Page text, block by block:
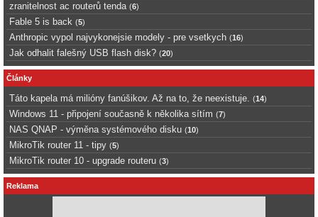
zranitelnost ac routerů tenda (6)
Fable 5 is back (5)
Anthropic vypol najvykonejsie modely - pre vsetkych (16)
Jak odhalit falešný USB flash disk? (20)
Články
Táto kapela má milióny fanúšikov. Až na to, že neexistuje. (14)
Windows 11 - připojení současně k několika sítím (7)
NAS QNAP - výměna systémového disku (10)
MikroTik router 11 - tipy (5)
MikroTik router 10 - upgrade routeru (3)
Reklama